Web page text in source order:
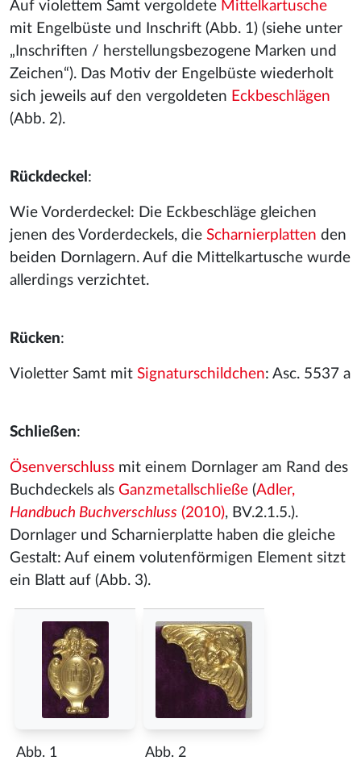
Auf violettem Samt vergoldete Mittelkartusche
mit Engelbüste und Inschrift (Abb. 1) (siehe unter
„Inschriften / herstellungsbezogene Marken und
Zeichen“). Das Motiv der Engelbüste wiederholt
sich jeweils auf den vergoldeten Eckbeschlägen
(Abb. 2).
Rückdeckel :
Wie Vorderdeckel: Die Eckbeschläge gleichen
jenen des Vorderdeckels, die Scharnierplatten den
beiden Dornlagern. Auf die Mittelkartusche wurde
allerdings verzichtet.
Rücken:
Violetter Samt mit Signaturschildchen: Asc. 5537 a
Schließen:
Ösenverschluss mit einem Dornlager am Rand des
Buchdeckels als Ganzmetallschließe (Adler,
Handbuch Buchverschluss (2010), BV.2.1.5.).
Dornlager und Scharnierplatte haben die gleiche
Gestalt: Auf einem volutenförmigen Element sitzt
ein Blatt auf (Abb. 3).
Abb. 1 Abb. 2